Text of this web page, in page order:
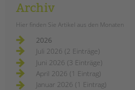
Archiv
Hier finden Sie Artikel aus den Monaten
2026
Juli 2026 (2 Einträge)
Juni 2026 (3 Einträge)
April 2026 (1 Eintrag)
Januar 2026 (1 Eintrag)